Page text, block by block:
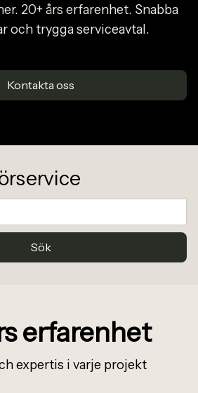
20+ års erfarenhet. Snabba
och trygga serviceavtal.
Kontakta oss
erfarenhet
expertis i varje projekt